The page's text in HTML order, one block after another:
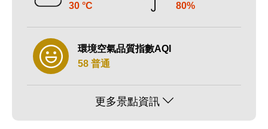
30 °C
80%
環境空氣品質指數AQI
58 普通
更多景點資訊